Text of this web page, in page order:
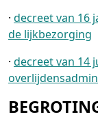
· decreet van 16
de lijkbezorging
· decreet van 14